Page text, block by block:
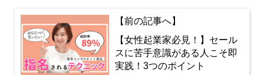
【女性起業家必見！】セール
スに苦手意識がある人こそ即
実践！3つのポイント